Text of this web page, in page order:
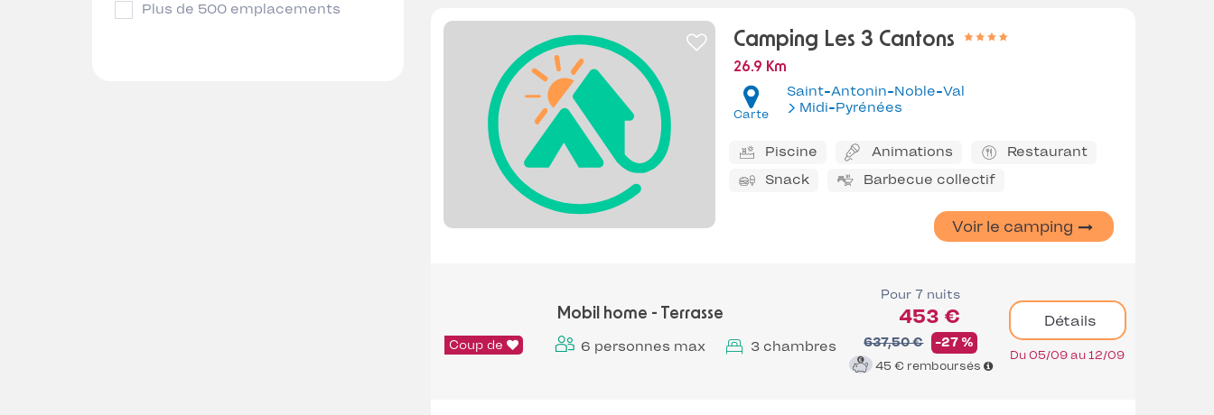
Plus de 500 emplacements
Camping Les 3 Cantons
26.9 Km
Carte
Saint-Antonin-Noble-Val
Midi-Pyrénées
Piscine Animations
Restaurant
Snack
Barbecue collectif
Voir le camping
Coup de
Mobil home - Terrasse
6 personnes max
3 chambres
Pour 7 nuits
453 €
637,50 € -27 %
45 € remboursés
Détails
Du 05/09 au 12/09